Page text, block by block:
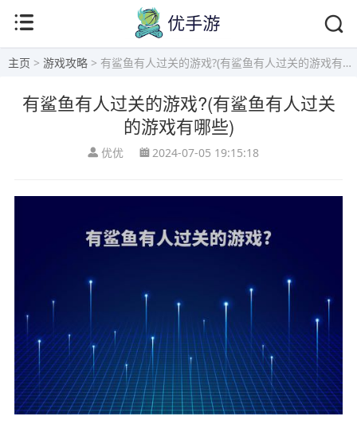
主页 > 游戏攻略 > 有鲨鱼有人过关的游戏?(有鲨鱼有人过关的游戏有哪些)
有鲨鱼有人过关的游戏?(有鲨鱼有人过关
的游戏有哪些)
优优 2024-07-05 19:15:18